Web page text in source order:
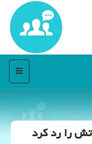
منو
را رد كرد